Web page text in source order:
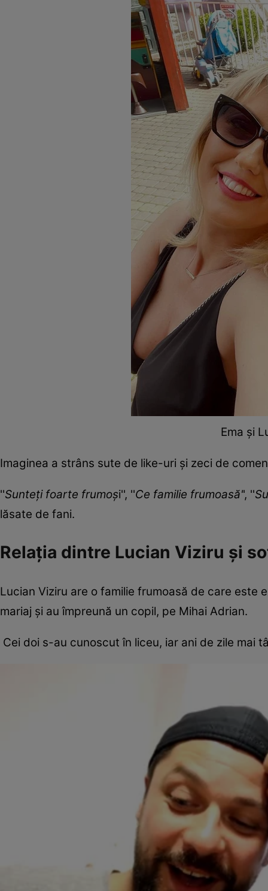
Ema și
Imaginea a strâns sute de like-uri și zeci de
''Sunteți foarte frumoși'', ''Ce familie frumoasă'', ''
lăsate de fani.
Relația dintre Lucian Viziru și
Lucian Viziru are o familie frumoasă de care este
mariaj și au împreună un copil, pe Mihai Adrian.
Cei doi s-au cunoscut în liceu, iar ani de zile mai